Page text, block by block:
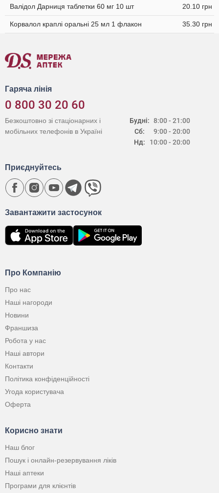
Валідол Дарниця таблетки 60 мг 10 шт 20.10 грн
Корвалол краплі оральні 25 мл 1 флакон 35.30 грн
Гаряча лінія
0 800 30 20 60
Будні:
Сб:
Нд:
8:00 - 21:00
9:00 - 20:00
10:00 - 20:00
Безкоштовно зі стаціонарних і
мобільних телефонів в Україні
Про Компанію
Про нас
Наші нагороди
Новини
Франшиза
Робота у нас
Наші автори
Контакти
Політика конфіденційності
Угода користувача
Оферта
Корисно знати
Наш блог
Пошук і онлайн-резервування ліків
Наші аптеки
Програми для клієнтів
Завантажити застосунок
Приєднуйтесь